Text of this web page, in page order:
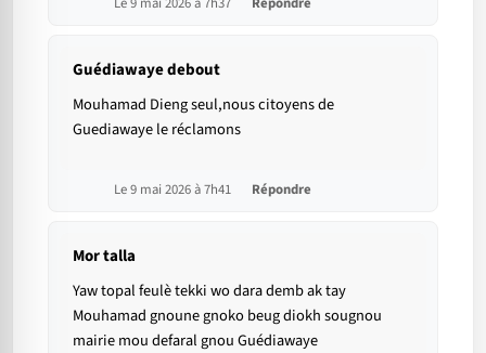
Guédiawaye debout
Mouhamad Dieng seul,nous citoyens de
Guediawaye le réclamons
Le 9 mai 2026 à 7h41 Répondre
Mor talla
Yaw topal feulè tekki wo dara demb ak tay
Mouhamad gnoune gnoko beug diokh sougnou
mairie mou defaral gnou Guédiawaye